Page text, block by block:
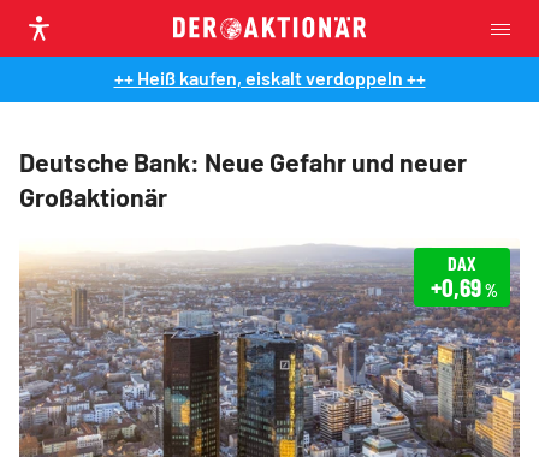
++ Heiß kaufen, eiskalt verdoppeln ++
Deutsche Bank: Neue Gefahr und neuer
Großaktionär
DAX
+0,69%